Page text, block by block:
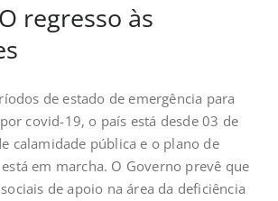
regresso às
de estado de emergência para
covid-19, o país está desde 03 de
calamidade pública e o plano de
em marcha. O Governo prevê que
de apoio na área da deficiência